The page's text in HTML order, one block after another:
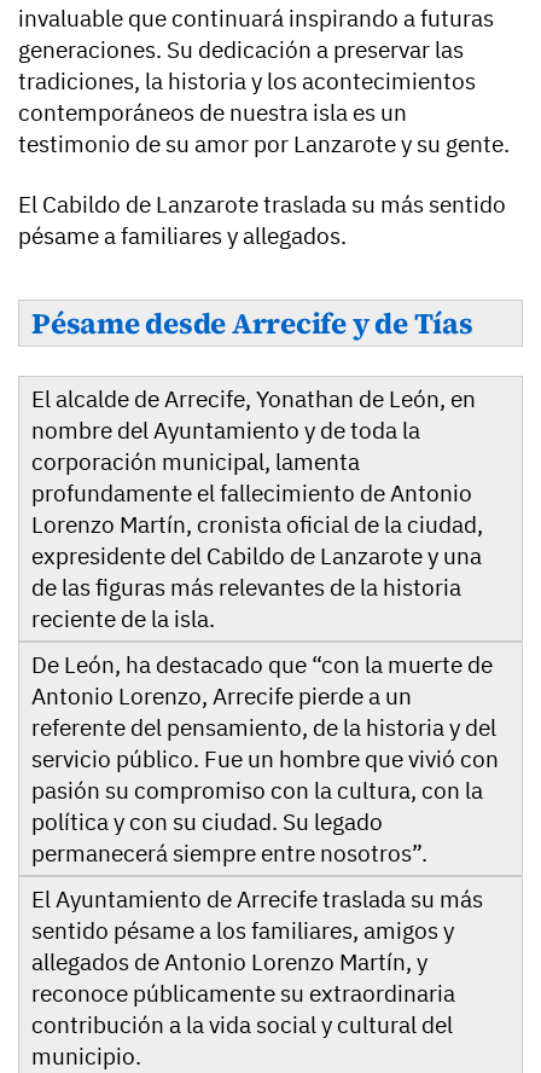
invaluable que continuará inspirando a futuras
generaciones. Su dedicación a preservar las
tradiciones, la historia y los acontecimientos
contemporáneos de nuestra isla es un
testimonio de su amor por Lanzarote y su gente.
El Cabildo de Lanzarote traslada su más sentido
pésame a familiares y allegados.
Pésame desde Arrecife y de Tías
El alcalde de Arrecife, Yonathan de León, en
nombre del Ayuntamiento y de toda la
corporación municipal, lamenta
profundamente el fallecimiento de Antonio
Lorenzo Martín, cronista oficial de la ciudad,
expresidente del Cabildo de Lanzarote y una
de las figuras más relevantes de la historia
reciente de la isla.
De León, ha destacado que “con la muerte de
Antonio Lorenzo, Arrecife pierde a un
referente del pensamiento, de la historia y del
servicio público. Fue un hombre que vivió con
pasión su compromiso con la cultura, con la
política y con su ciudad. Su legado
permanecerá siempre entre nosotros”.
El Ayuntamiento de Arrecife traslada su más
sentido pésame a los familiares, amigos y
allegados de Antonio Lorenzo Martín, y
reconoce públicamente su extraordinaria
contribución a la vida social y cultural del
municipio.